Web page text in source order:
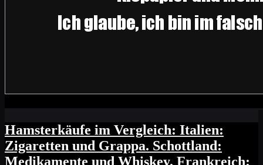
Hamsterkäufe im Vergleich: Italien:
Zigaretten und Grappa. Schottland:
Medikamente und Whiskey. Frankreich: